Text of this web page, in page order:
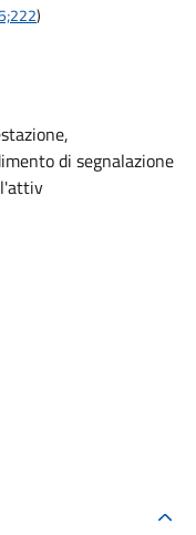
)
di segnalazione